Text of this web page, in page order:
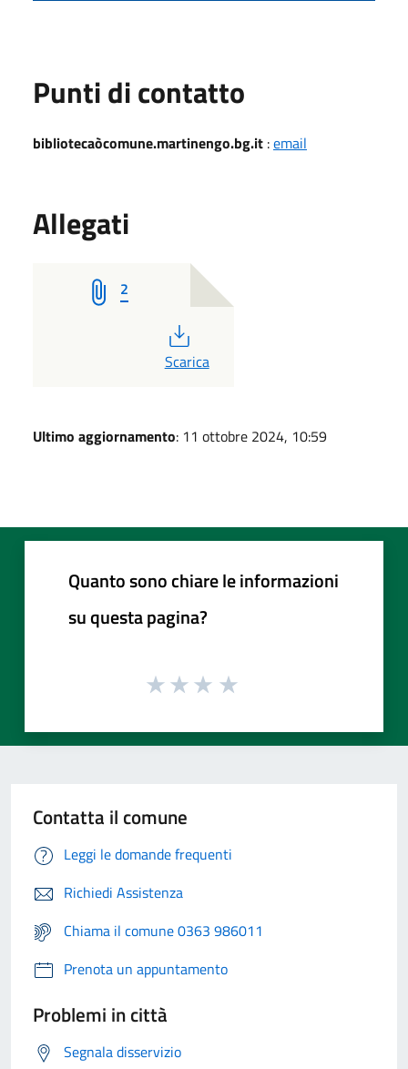
Punti di contatto
bibliotecaòcomune.martinengo.bg.it :email
Allegati
2
PDF
Scarica
Ultimo aggiornamento: 11 ottobre 2024, 10:59
Quanto sono chiare le informazioni
su questa pagina?
Contatta il comune
Leggi le domande frequenti
Richiedi Assistenza
Chiama il comune 0363 986011
Prenota un appuntamento
Problemi in città
Segnala disservizio